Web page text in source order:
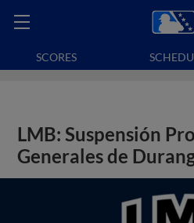
SCORES
LMB: Suspensión
Generales de